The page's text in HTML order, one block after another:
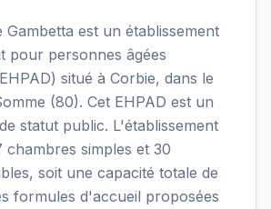
Gambetta est un établissement
pour personnes âgées
situé à Corbie, dans le
(80). Cet EHPAD est un
statut public. L'établissement
chambres simples et 30
soit une capacité totale de
formules d'accueil proposées